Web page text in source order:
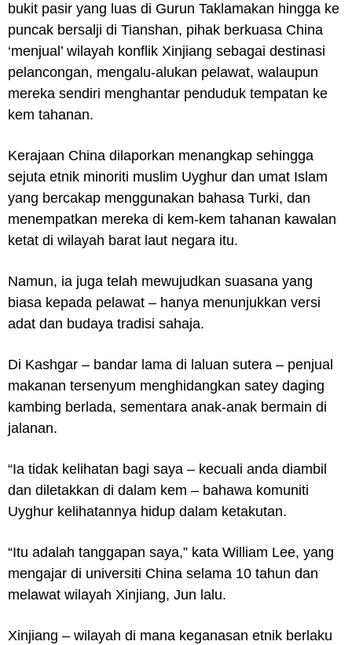
bukit pasir yang luas di Gurun Taklamakan hingga ke
puncak bersalji di Tianshan, pihak berkuasa China
‘menjual’ wilayah konflik Xinjiang sebagai destinasi
pelancongan, mengalu-alukan pelawat, walaupun
mereka sendiri menghantar penduduk tempatan ke
kem tahanan.
Kerajaan China dilaporkan menangkap sehingga
sejuta etnik minoriti muslim Uyghur dan umat Islam
yang bercakap menggunakan bahasa Turki, dan
menempatkan mereka di kem-kem tahanan kawalan
ketat di wilayah barat laut negara itu.
Namun, ia juga telah mewujudkan suasana yang
biasa kepada pelawat – hanya menunjukkan versi
adat dan budaya tradisi sahaja.
Di Kashgar – bandar lama di laluan sutera – penjual
makanan tersenyum menghidangkan satey daging
kambing berlada, sementara anak-anak bermain di
jalanan.
“Ia tidak kelihatan bagi saya – kecuali anda diambil
dan diletakkan di dalam kem – bahawa komuniti
Uyghur kelihatannya hidup dalam ketakutan.
“Itu adalah tanggapan saya,” kata William Lee, yang
mengajar di universiti China selama 10 tahun dan
melawat wilayah Xinjiang, Jun lalu.
Xinjiang – wilayah di mana keganasan etnik berlaku